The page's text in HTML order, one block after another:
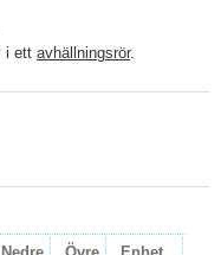
i ett avhällningsrör.